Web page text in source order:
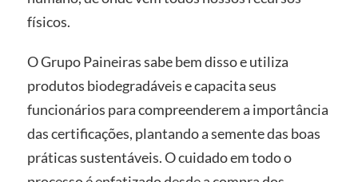
físicos.
O Grupo Paineiras sabe bem disso e utiliza
produtos biodegradáveis e capacita seus
funcionários para compreenderem a importância
das certificações, plantando a semente das boas
práticas sustentáveis. O cuidado em todo o